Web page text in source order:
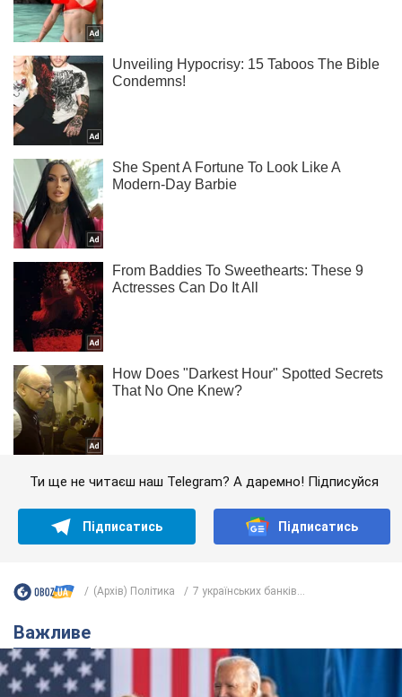
Ти ще не читаєш наш Telegram? А даремно! Підписуйся
Підписатись Підписатись
(Архів) Політика 7 українських банків...
Важливе